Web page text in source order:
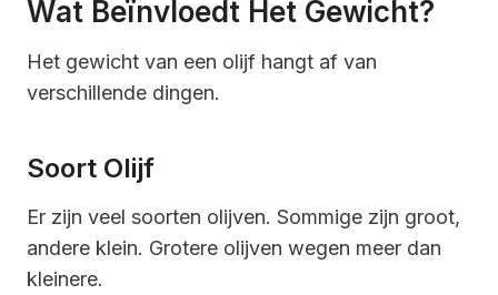
Wat Beïnvloedt Het Gewicht?
Het gewicht van een olijf hangt af van
verschillende dingen.
Soort Olijf
Er zijn veel soorten olijven. Sommige zijn groot,
andere klein. Grotere olijven wegen meer dan
kleinere.